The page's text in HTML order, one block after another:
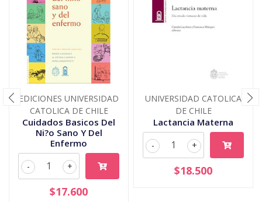
EDICIONES UNIVERSIDAD
CATOLICA DE CHILE
Cuidados Basicos Del
Ni?o Sano Y Del
Enfermo
+
-
$17.600
UNIVERSIDAD CATOLICA
DE CHILE
Lactancia Materna
+
-
$18.500